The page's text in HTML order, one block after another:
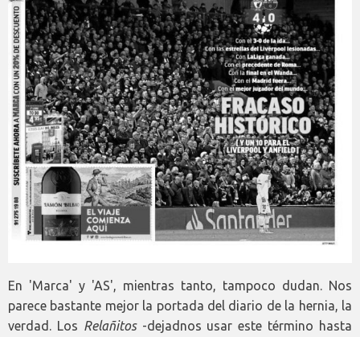
En 'Marca' y 'AS', mientras tanto, tampoco dudan. Nos
parece bastante mejor la portada del diario de la hernia, la
verdad. Los Relañitos-dejadnos usar este término hasta